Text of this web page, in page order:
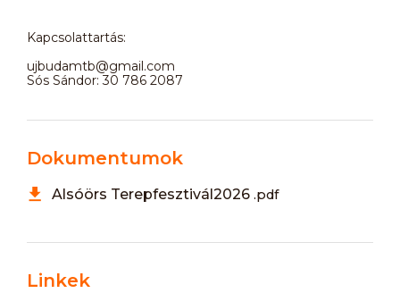
Kapcsolattartás:
ujbudamtb@gmail.com
Sós Sándor: 30 786 2087
Dokumentumok
Alsóörs Terepfesztivál2026 .pdf
Linkek